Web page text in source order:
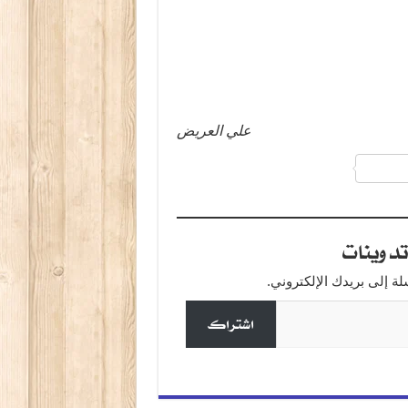
علي العريض
e
إلى بريدك الإلكتروني.
اشتراك